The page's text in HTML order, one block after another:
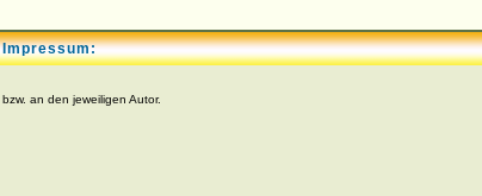
Impressum:
bzw. an den jeweiligen Autor.